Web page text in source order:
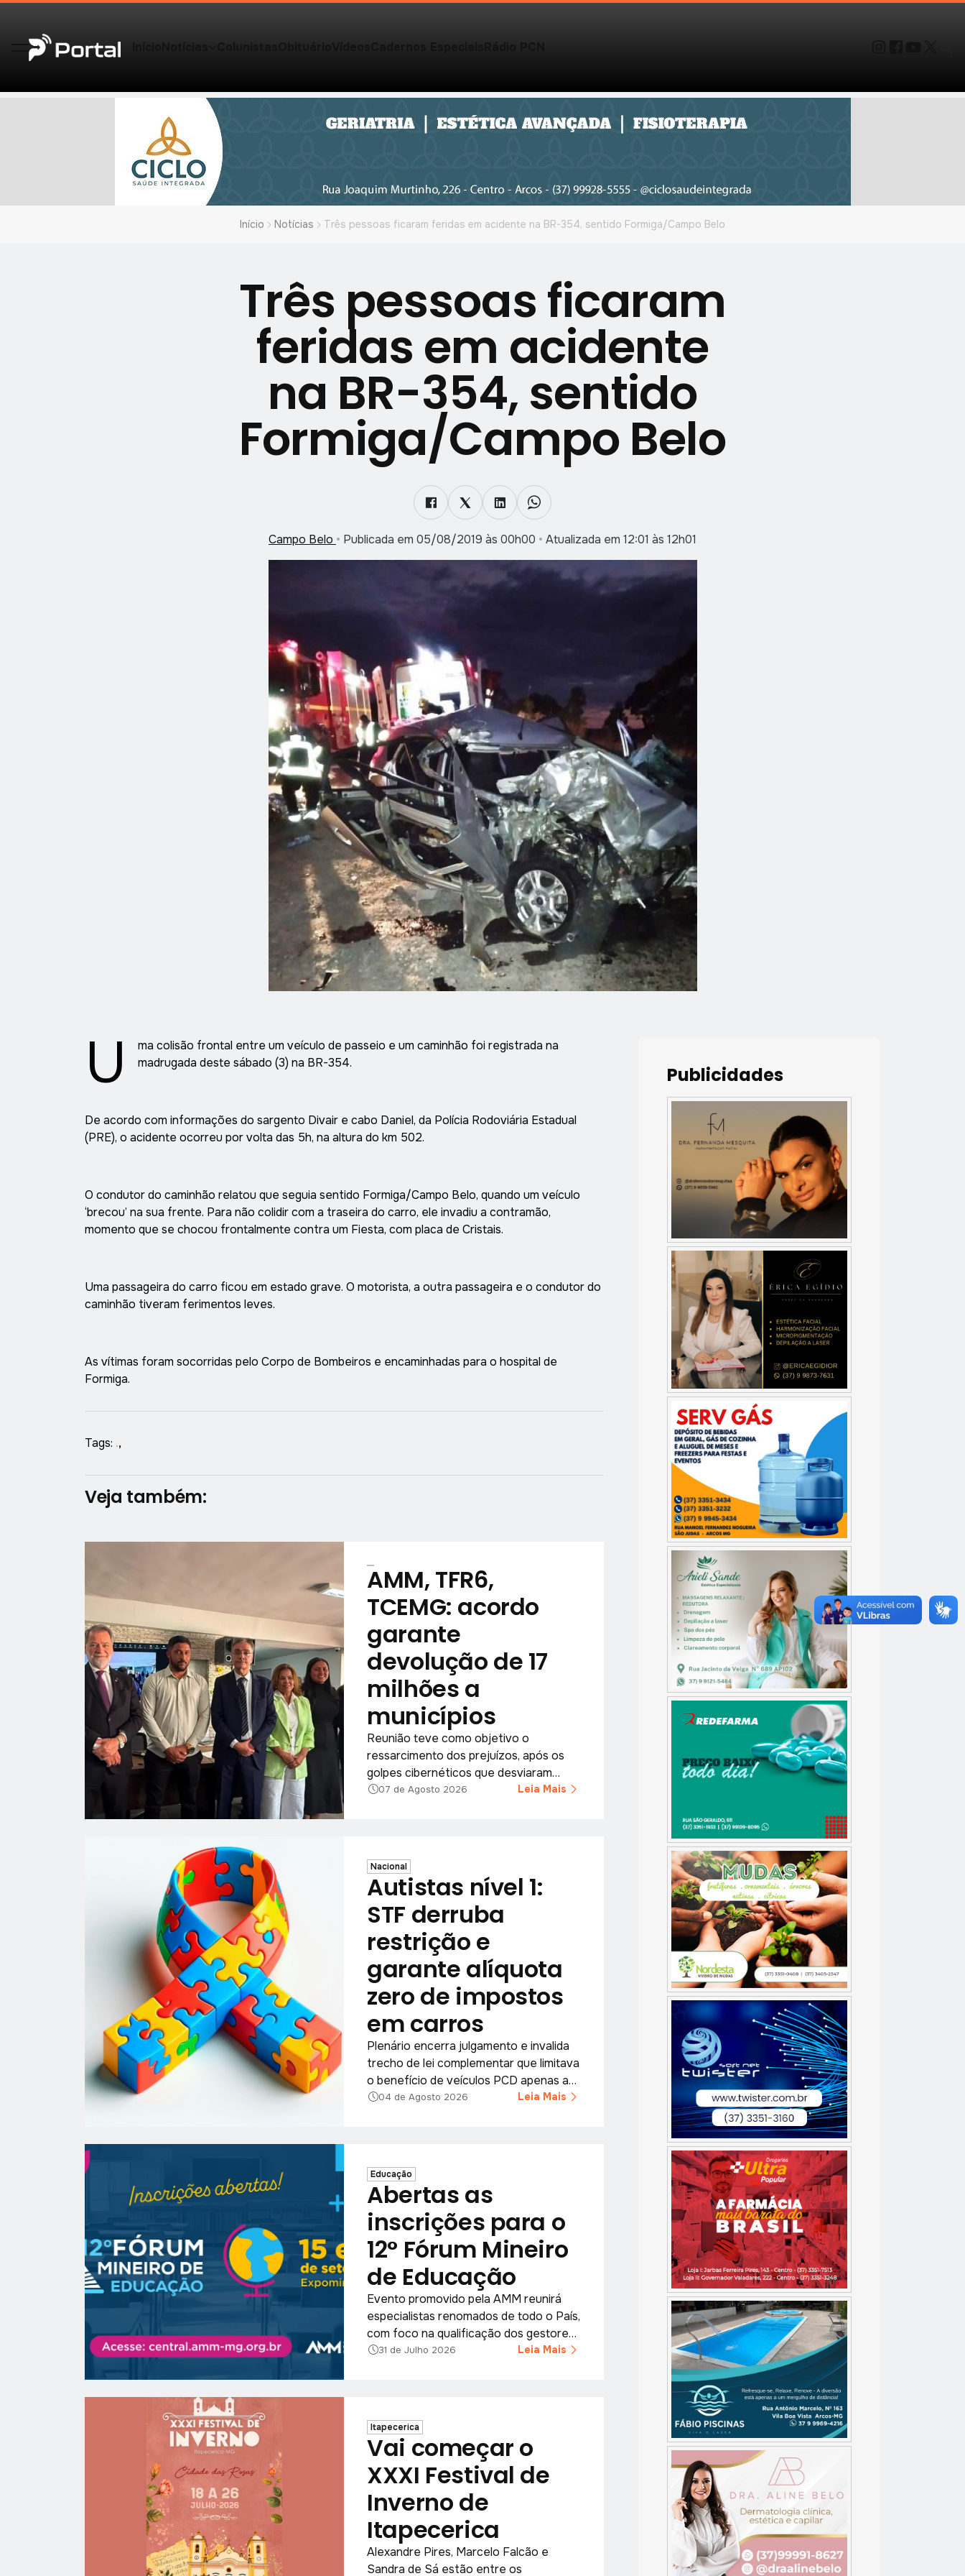
Início Notícias Três pessoas ficaram feridas em acidente na BR-354, sentido Formiga/Campo Belo
Três pessoas ficaram
feridas em acidente
na BR-354, sentido
Formiga/Campo Belo
Campo Belo • Publicada em 05/08/2019 às 00h00 • Atualizada em 12:01 às 12h01
U
ma colisão frontal entre um veículo de passeio e um caminhão foi registrada na
madrugada deste sábado (3) na BR-354.
De acordo com informações do sargento Divair e cabo Daniel, da Polícia Rodoviária Estadual
(PRE), o acidente ocorreu por volta das 5h, na altura do km 502.
O condutor do caminhão relatou que seguia sentido Formiga/Campo Belo, quando um veículo
‘brecou’ na sua frente. Para não colidir com a traseira do carro, ele invadiu a contramão,
momento que se chocou frontalmente contra um Fiesta, com placa de Cristais.
Uma passageira do carro ficou em estado grave. O motorista, a outra passageira e o condutor do
caminhão tiveram ferimentos leves.
As vítimas foram socorridas pelo Corpo de Bombeiros e encaminhadas para o hospital de
Formiga.
Tags: .,
Veja também:
AMM, TFR6,
TCEMG: acordo
garante
devolução de 17
milhões a
municípios
Reunião teve como objetivo o
ressarcimento dos prejuízos, após os
golpes cibernéticos que desviaram
recursos dos municípios.
07 de Agosto 2026 Leia Mais
Nacional
Autistas nível 1:
STF derruba
restrição e
garante alíquota
zero de impostos
em carros
Plenário encerra julgamento e invalida
trecho de lei complementar que limitava
o benefício de veículos PCD apenas a
casos graves; decisão vale para todo o
04 de Agosto 2026 Leia Mais
Educação
Abertas as
inscrições para o
12° Fórum Mineiro
de Educação
Evento promovido pela AMM reunirá
especialistas renomados de todo o País,
com foco na qualificação dos gestores
e servidores públicos.
31 de Julho 2026 Leia Mais
Itapecerica
Vai começar o
XXXI Festival de
Inverno de
Itapecerica
Alexandre Pires, Marcelo Falcão e
Sandra de Sá estão entre os
Publicidades